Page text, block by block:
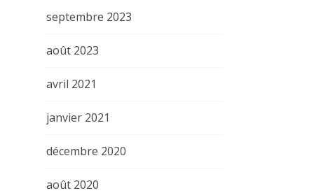
septembre 2023
août 2023
avril 2021
janvier 2021
décembre 2020
août 2020